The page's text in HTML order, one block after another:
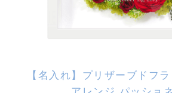
【名入れ】プリザーブドフ